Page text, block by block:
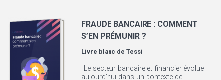
FRAUDE BANCAIRE : COMMENT
S’EN PRÉMUNIR ?
Livre blanc deTessi
"Le secteur bancaire et financier évolue
aujourd’hui dans un contexte de